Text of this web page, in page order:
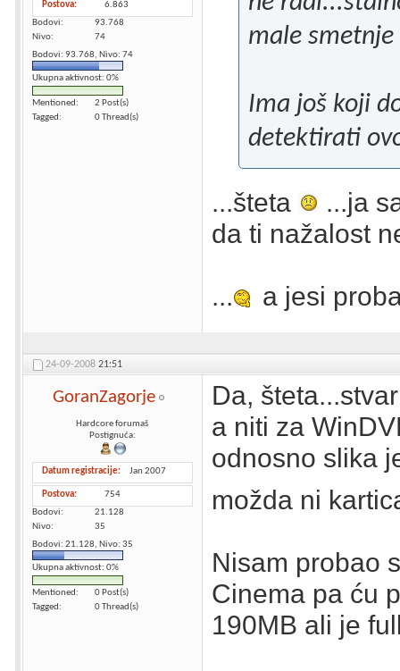
Postova
6.863
Bodovi
93.768
Nivo
74
Bodovi: 93.768, Nivo: 74
Ukupna aktivnost: 0%
Mentioned
2 Post(s)
Tagged
0 Thread(s)
male smetnje
Ima još koji
detektirati
...šteta
...ja
da ti nažalost
... a jesi
24-09-2008 21:51
GoranZagorje
Hardcore forumaš
Postignuća:
Datum registracije Jan 2007
Postova
754
Bodovi
21.128
Nivo
35
Bodovi: 21.128, Nivo: 35
Ukupna aktivnost: 0%
Mentioned
0 Post(s)
Tagged
0 Thread(s)
Da,
a niti za
odnosno slika
možda ni
Nisam probao
Cinema pa ću
190MB ali je